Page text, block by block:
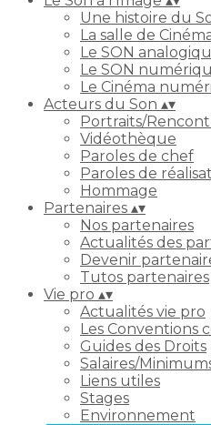
Une histoire du
La salle de
Le SON
Le SON
Le Cinéma
Acteurs du Son ▴▾
Portraits/
Vidéothèque
Paroles de chef
Paroles de
Hommage
Partenaires ▴▾
Nos partenaires
Actualités des
Devenir
Tutos partenaires
Vie pro ▴▾
Actualités vie pro
Les Conventions
Guides des Droits
Salaires/
Liens utiles
Stages
Environnement